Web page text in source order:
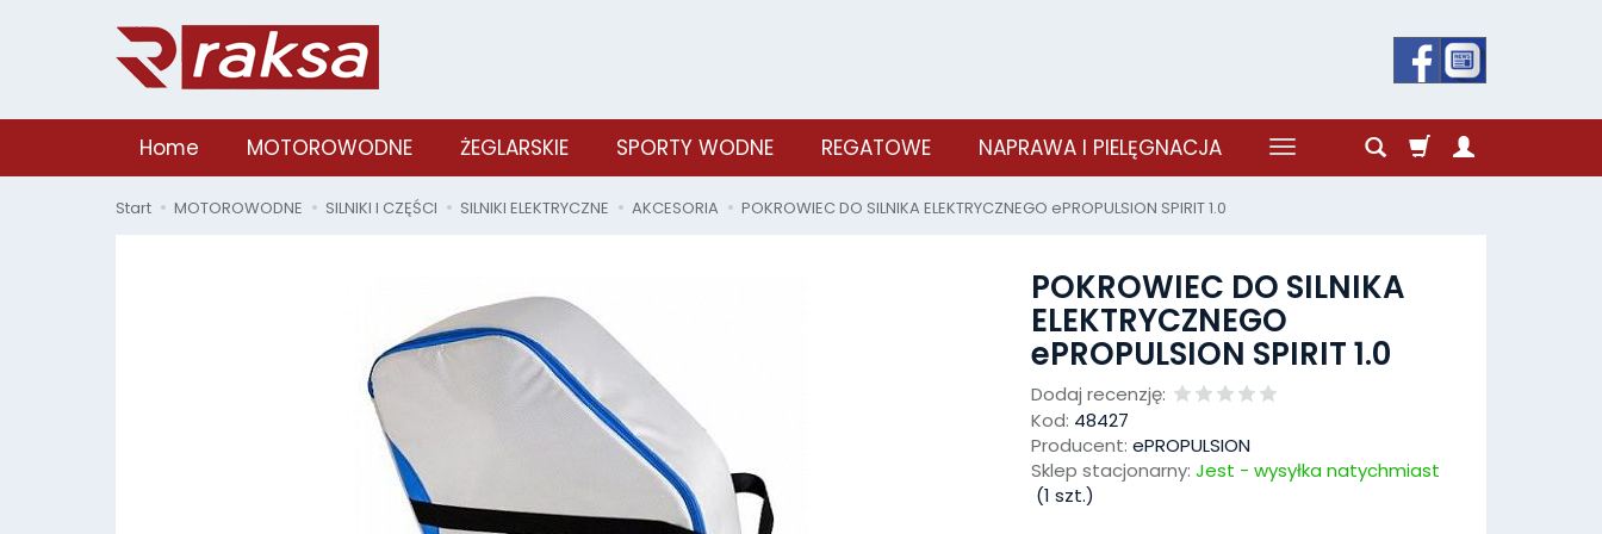
Home MOTOROWODNE ŻEGLARSKIE SPORTY WODNE REGATOWE NAPRAWA I PIELĘGNACJA
Start MOTOROWODNE SILNIKI I CZĘŚCI SILNIKI ELEKTRYCZNE AKCESORIA POKROWIEC DO SILNIKA ELEKTRYCZNEGO ePROPULSION SPIRIT 1.0
POKROWIEC DO SILNIKA
ELEKTRYCZNEGO
ePROPULSION SPIRIT 1.0
Dodaj recenzję:
Kod: 48427
Producent: ePROPULSION
Sklep stacjonarny: Jest - wysyłka natychmiast
(1 szt.)